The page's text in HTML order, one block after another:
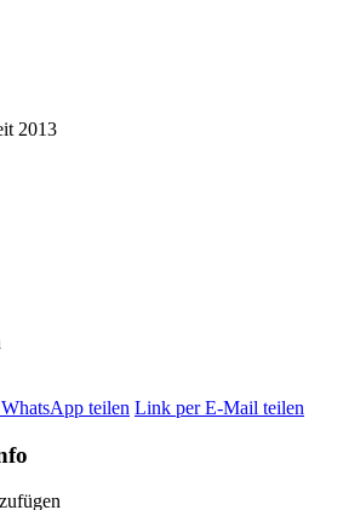
2013
teilen Link per E-Mail teilen